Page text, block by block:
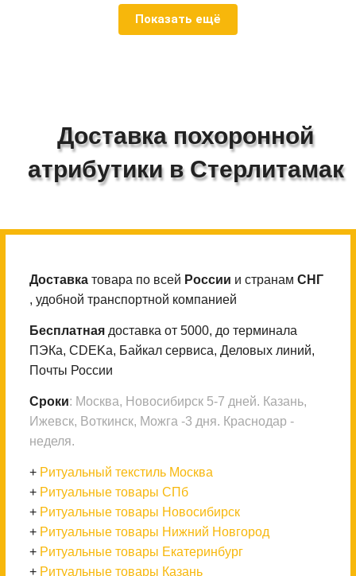
Показать ещё
Доставка похоронной
атрибутики в Стерлитамак
Доставка товара по всей России и странам СНГ
, удобной транспортной компанией
Бесплатная доставка от 5000, до терминала
ПЭКа, CDEKа, Байкал сервиса, Деловых линий,
Почты России
Сроки: Москва, Новосибирск 5-7 дней. Казань,
Ижевск, Воткинск, Можга -3 дня. Краснодар -
неделя.
+ Ритуальный текстиль Москва
+ Ритуальные товары СПб
+ Ритуальные товары Новосибирск
+ Ритуальные товары Нижний Новгород
+ Ритуальные товары Екатеринбург
+ Ритуальные товары Казань